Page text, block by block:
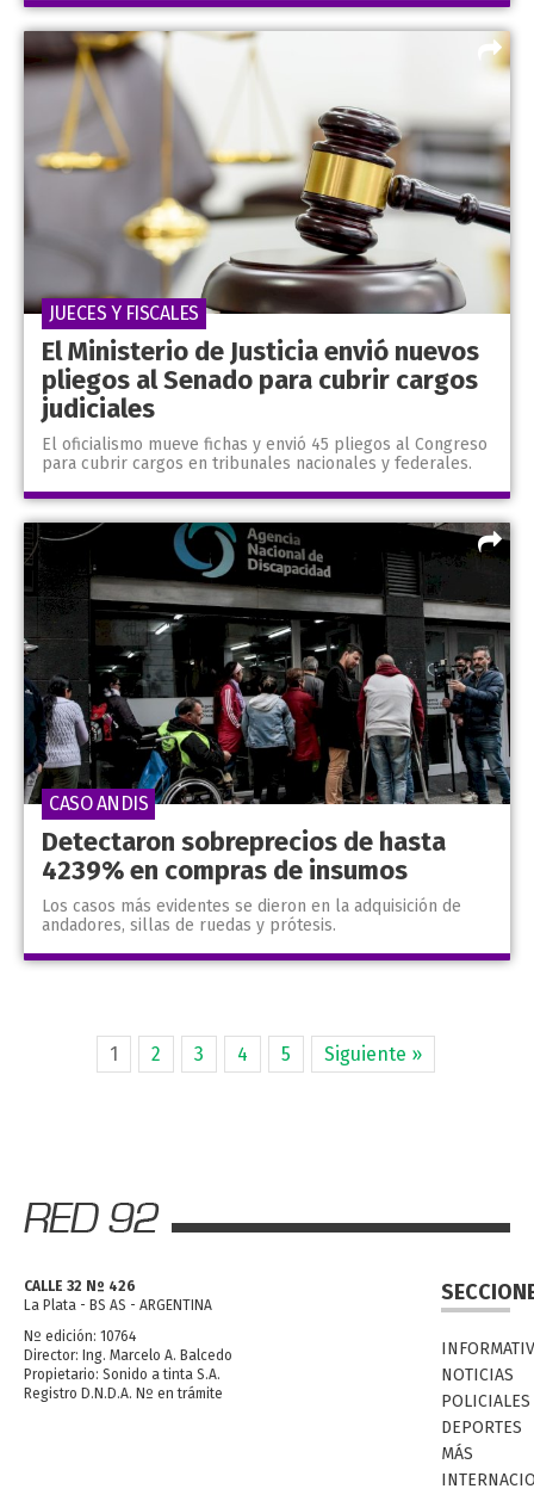
El Ministerio de Justicia envió nuevos
pliegos al Senado para cubrir cargos
judiciales
El oficialismo mueve fichas y envió 45 pliegos al Congreso
para cubrir cargos en tribunales nacionales y federales.
JUECES Y FISCALES
Detectaron sobreprecios de hasta
4239% en compras de insumos
Los casos más evidentes se dieron en la adquisición de
andadores, sillas de ruedas y prótesis.
CASO ANDIS
1 2 3 4 5 Siguiente »
CALLE 32 Nº 426
La Plata - BS AS - ARGENTINA
Nº edición: 10764
Director: Ing. Marcelo A. Balcedo
Propietario: Sonido a tinta S.A.
Registro D.N.D.A. Nº en trámite
NOTICIAS
POLICIALES
DEPORTES
MÁS